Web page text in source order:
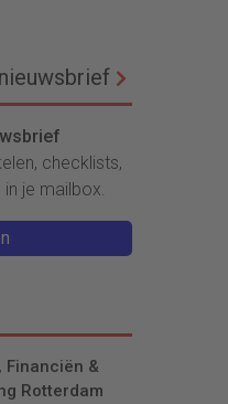
checklists,
je mailbox.
&
Rotterdam